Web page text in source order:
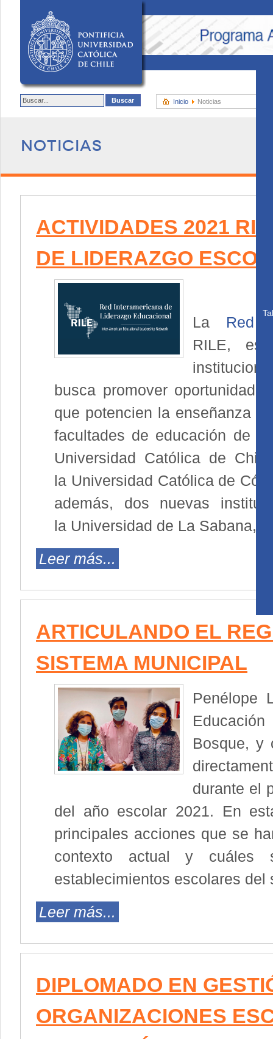
Inicio Noticias
Noticias
ACTIVIDADES 2021
DE LIDERAZGO
La Red
RILE, es
busca promover
que potencien la enseñanza
facultades de educación de
Universidad Católica de
la Universidad Católica de
además, dos nuevas
la Universidad de La Sabana,
Leer más...
ARTICULANDO EL
SISTEMA MUNICIPAL
Penélope
Bosque, y
durante el
del año escolar 2021. En
principales acciones que se
contexto actual y cuáles
establecimientos escolares del
Leer más...
DIPLOMADO EN
ORGANIZACIONES